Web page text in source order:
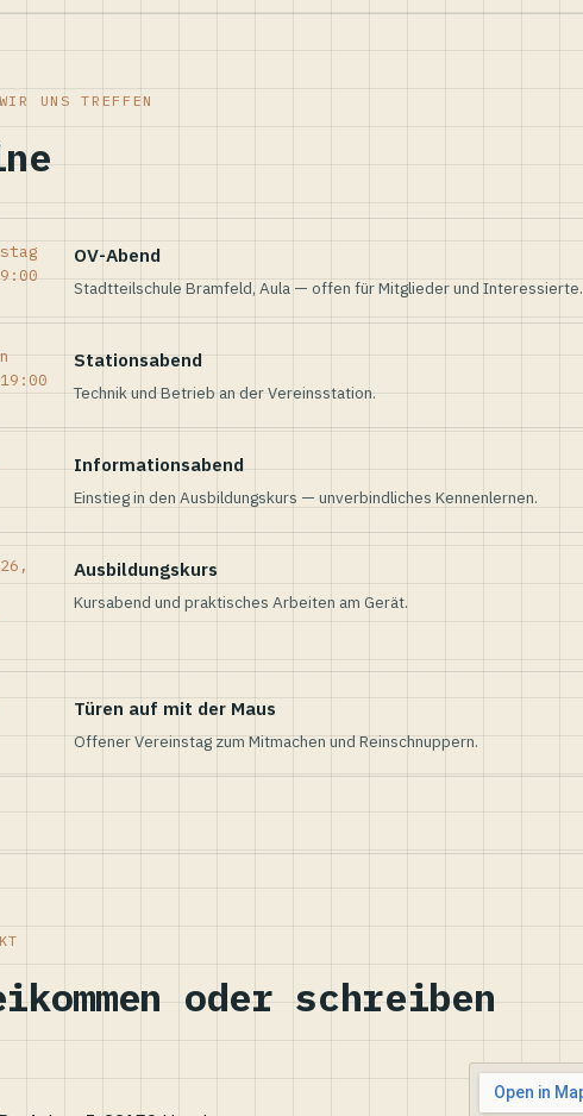
UNS TREFFEN
OV-Abend
Stadtteilschule Bramfeld, Aula — offen für Mitglieder und Interessierte.
Stationsabend
Technik und Betrieb an der Vereinsstation.
Informationsabend
Einstieg in den Ausbildungskurs — unverbindliches Kennenlernen.
Ausbildungskurs
Kursabend und praktisches Arbeiten am Gerät.
Türen auf mit der Maus
Offener Vereinstag zum Mitmachen und Reinschnuppern.
oder schreiben